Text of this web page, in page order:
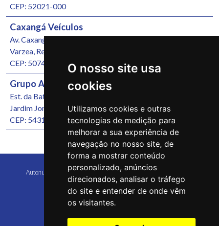
O nosso site usa
cookies
Utilizamos cookies e outras
tecnologias de medição para
melhorar a sua experiência de
navegação no nosso site, de
forma a mostrar conteúdo
personalizado, anúncios
direcionados, analisar o tráfego
do site e entender de onde vêm
os visitantes.
CEP: 52021-000
Caxangá Veículos
Av. Caxangá, 4251
Varzea, Recife/PE
CEP: 50740-000
Grupo Autonunes Seminovos
Est. da Batalha, 1000
Jardim Jordão, Jaboatão dos Guararapes/PE
CEP: 54315-570
Autonunes Caruaru Copyright 2026 Todos os direitos reservados